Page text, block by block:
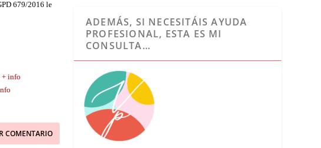
679/2016 le
+ info
ADEMÁS, SI NECESITÁIS AYUDA
PROFESIONAL, ESTA ES MI
CONSULTA…